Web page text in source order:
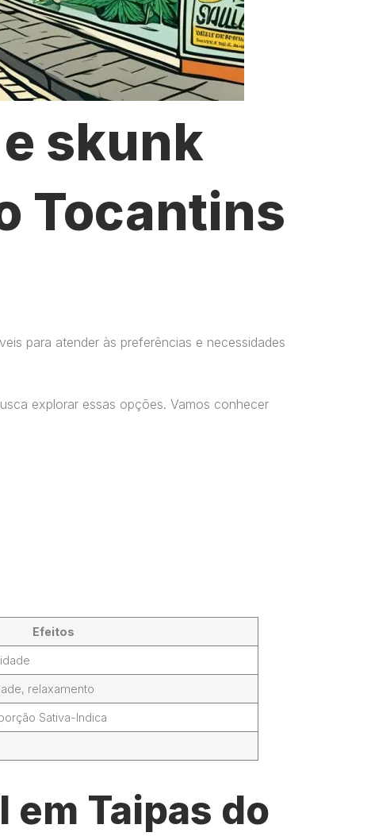
skunk
Tocantins
para atender às preferências e necessidades
explorar essas opções. Vamos conhecer
Efeitos
relaxamento
Sativa-Indica
Taipas do